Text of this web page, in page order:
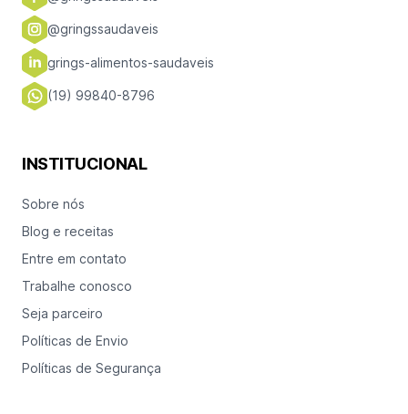
@gringssaudaveis
grings-alimentos-saudaveis
(19) 99840-8796
INSTITUCIONAL
Sobre nós
Blog e receitas
Entre em contato
Trabalhe conosco
Seja parceiro
Políticas de Envio
Políticas de Segurança